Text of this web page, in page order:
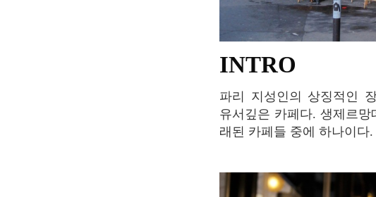
INTRO
파리 지성인의 상징적인 장소이자 파리 생제르망데프레(Saint-Germain-des-prés)에 위치한
유서깊은 카페다. 생제르
래된 카페들 중에 하나이다.